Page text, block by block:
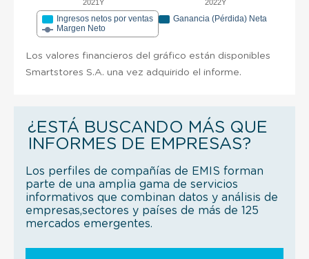
2021Y 2022Y
Ingresos netos por ventas
Ganancia (Pérdida) Neta
Margen Neto
Los valores financieros del gráfico están disponibles
Smartstores S.A. una vez adquirido el informe.
¿ESTÁ BUSCANDO MÁS QUE
INFORMES DE EMPRESAS?
Los perfiles de compañías de EMIS forman
parte de una amplia gama de servicios
informativos que combinan datos y análisis de
empresas,sectores y países de más de 125
mercados emergentes.